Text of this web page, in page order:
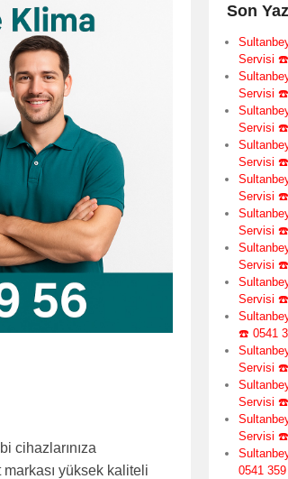
cihazlarınıza
yüksek kaliteli
Son
Servisi ☎️
Servisi ☎️
Servisi ☎️
Servisi ☎️
Servisi ☎️
Servisi ☎️
Servisi ☎️
Servisi ☎️
☎️ 0541
Servisi ☎️
Servisi ☎️
Servisi ☎️
0541